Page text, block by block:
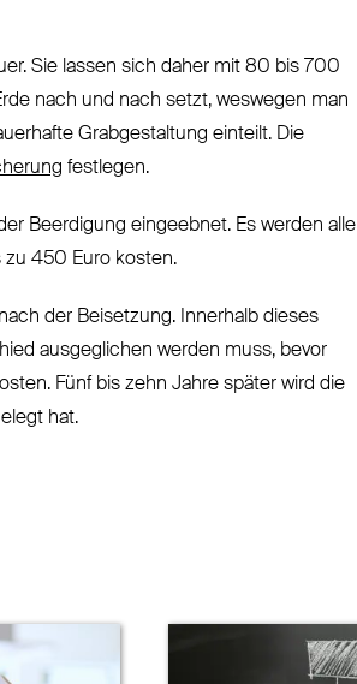
Sie lassen sich daher mit 80 bis 700
nach und nach setzt, weswegen man
Grabgestaltung einteilt. Die
festlegen.
Beerdigung eingeebnet. Es werden alle
zu 450 Euro kosten.
der Beisetzung. Innerhalb dieses
ausgeglichen werden muss, bevor
Fünf bis zehn Jahre später wird die
hat.